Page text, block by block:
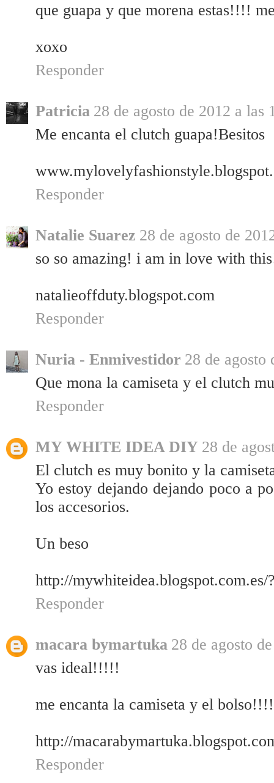
que guapa y que morena estas!!!!
xoxo
Responder
Patricia 28 de agosto de 2012 a las
Me encanta el clutch guapa!Besitos
Responder
Natalie Suarez 28 de agosto de
so so amazing! i am in love with
natalieoffduty.blogspot.com
Responder
Nuria - Enmivestidor 28 de agosto
Que mona la camiseta y el clutch
Responder
MY WHITE IDEA DIY 28 de
El clutch es muy bonito y la
Yo estoy dejando dejando poco a
los accesorios.
Un beso
http://mywhiteidea.blogspot.com.es/
Responder
macara bymartuka 28 de agosto
vas ideal!!!!!
me encanta la camiseta y el bolso!!!!
http://
Responder